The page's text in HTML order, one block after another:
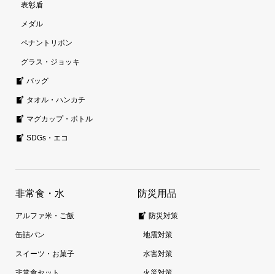
表彰盾
メダル
ペナントリボン
グラス・ジョッキ
バッグ
タオル・ハンカチ
マグカップ・ボトル
SDGs・エコ
非常食・水
アルファ米・ご飯
缶詰パン
スイーツ・お菓子
防災用品
防災対策
地震対策
水害対策